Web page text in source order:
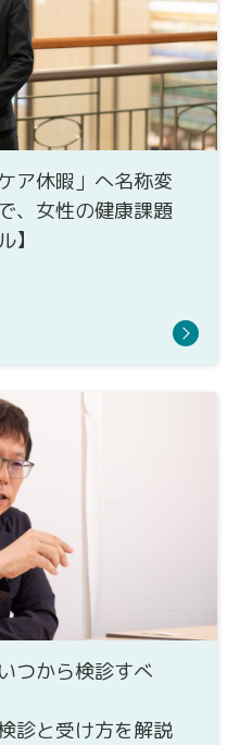
ア休暇」へ名称変
、女性の健康課題
】
つから検診すべ
診と受け方を解説